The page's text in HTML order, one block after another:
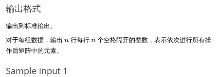
输出格式
输出到标准输出。
对于每组数据，输出n
n 行每行n
n 个空格隔开的整数，表示依次进行所有操
作后矩阵中的元素。
Sample Input 1